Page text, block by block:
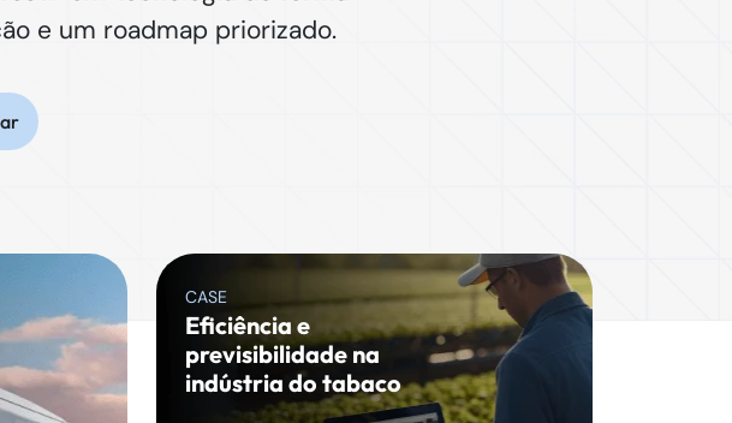
e um roadmap priorizado.
CASE
Eficiência e
previsibilidade na
indústria do tabaco